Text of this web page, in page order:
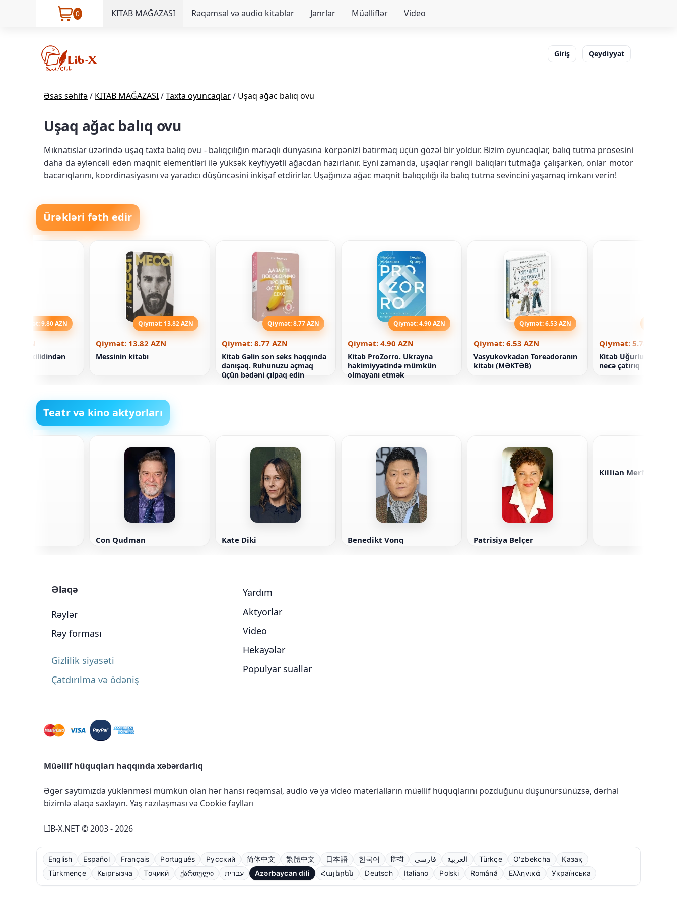
0 KITAB MAĞAZASI Rəqəmsal və audio kitablar Janrlar Müəlliflər Video
Giriş Qeydiyyat
Əsas səhifə/ KITAB MAĞAZASI/Taxta oyuncaqlar/ Uşaq ağac balıq ovu
Uşaq ağac balıq ovu
Mıknatıslar üzərində uşaq taxta balıq ovu - balıqçılığın maraqlı dünyasına körpənizi batırmaq üçün gözəl bir yoldur. Bizim oyuncaqlar, balıq tutma prosesini
daha da əyləncəli edən maqnit elementləri ilə yüksək keyfiyyətli ağacdan hazırlanır. Eyni zamanda, uşaqlar rəngli balıqları tutmağa çalışarkən, onlar motor
bacarıqlarını, koordinasiyasını və yaradıcı düşüncəsini inkişaf etdirirlər. Uşağınıza ağac maqnit balıqçılığı ilə balıq tutma sevincini yaşamaq imkanı verin!
Ürəkləri fəth edir
Qiymət: 9.80 AZN
AZN
Qapı kilidindən
Qiymət: 13.82 AZN
Qiymət: 13.82 AZN
Messinin kitabı
Qiymət: 8.77 AZN
Qiymət: 8.77 AZN
Kitab Gəlin son seks haqqında
danışaq. Ruhunuzu açmaq
üçün bədəni çılpaq edin
Qiymət: 4.90 AZN
Qiymət: 4.90 AZN
Kitab ProZorro. Ukrayna
hakimiyyətində mümkün
olmayanı etmək
Qiymət: 6.53 AZN
Qiymət: 6.53 AZN
Vasyukovkadan Toreadoranın
kitabı (MƏKTƏB)
Qiymət: 5.78 AZN
Kitab Uğurlu.
necə çatırıq
Teatr və kino aktyorları
Con Qudman Kate Diki Benedikt Vonq Patrisiya Belçer
Killian Merfi
Əlaqə
Rəylər
Rəy forması
Gizlilik siyasəti
Çatdırılma və ödəniş
Yardım
Aktyorlar
Video
Hekayələr
Populyar suallar
Müəllif hüquqları haqqında xəbərdarlıq
Əgər saytımızda yüklənməsi mümkün olan hər hansı rəqəmsal, audio və ya video materialların müəllif hüquqlarını pozduğunu düşünürsünüzsə, dərhal
bizimlə əlaqə saxlayın. Yaş razılaşması və Cookie faylları
LIB-X.NET © 2003 - 2026
English Español Français Português Русский 简体中文 繁體中文 日本語 한국어 हिन्दी فارسی العربية Türkçe Oʻzbekcha
Қазақ
Türkmençe
Кыргызча Тоҷикӣ ქართული עברית Azərbaycan dili Հայերեն Deutsch Italiano Polski Română Ελληνικά Українська